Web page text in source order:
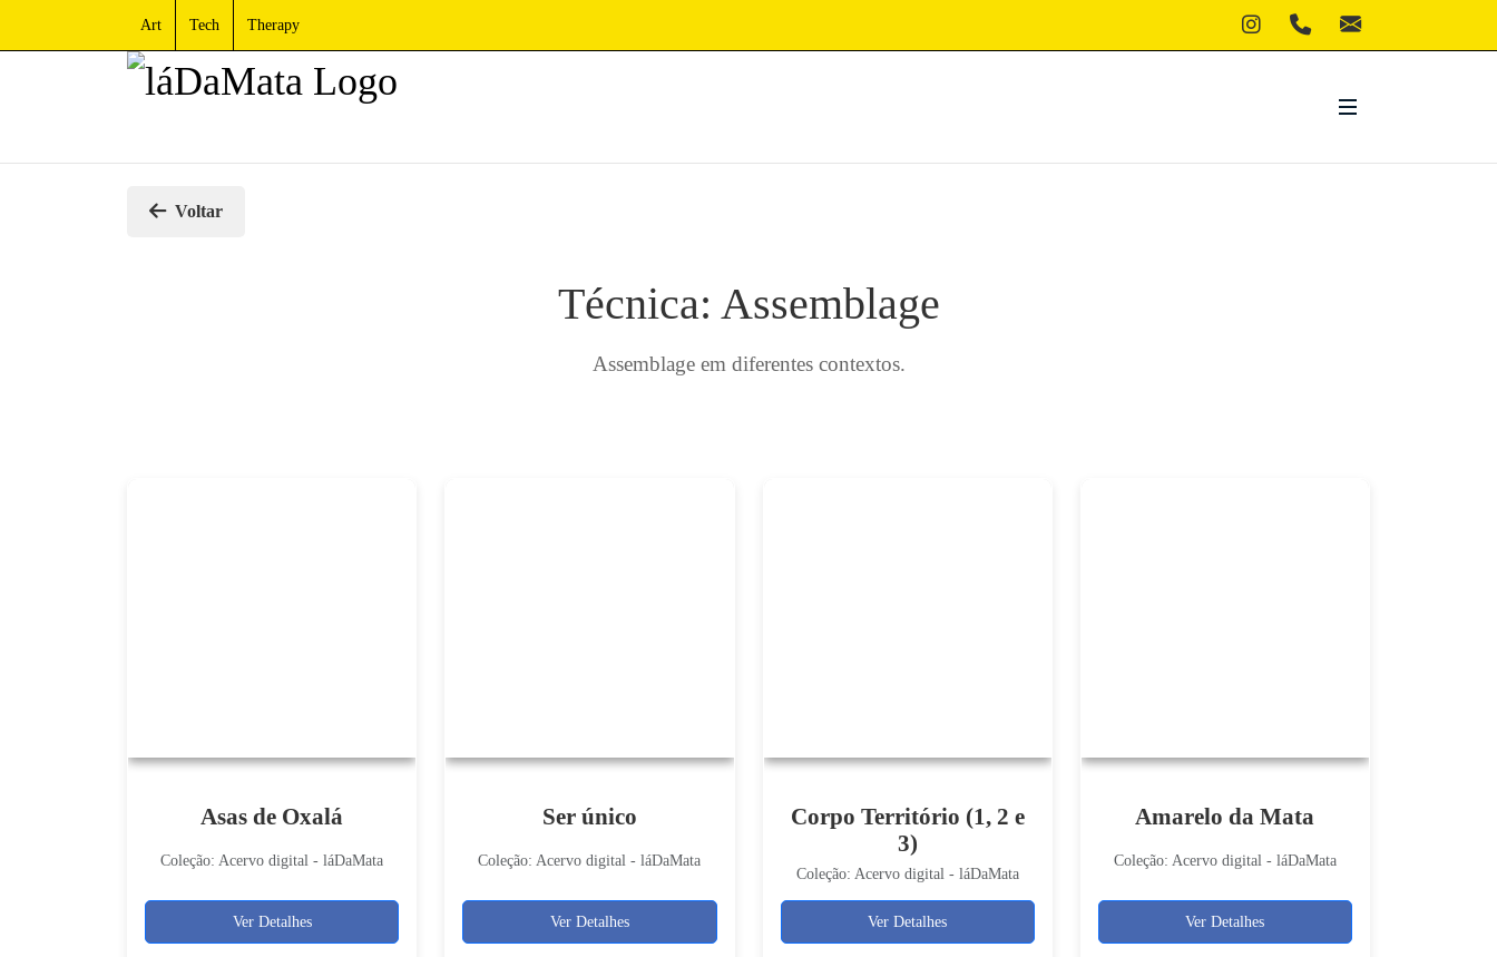
Art Tech Therapy
Voltar
Técnica: Assemblage
Assemblage em diferentes contextos.
Asas de Oxalá
Coleção: Acervo digital - láDaMata
Ver Detalhes
Ser único
Coleção: Acervo digital - láDaMata
Ver Detalhes
Corpo Território (1, 2 e
3)
Coleção: Acervo digital - láDaMata
Ver Detalhes
Amarelo da Mata
Coleção: Acervo digital - láDaMata
Ver Detalhes